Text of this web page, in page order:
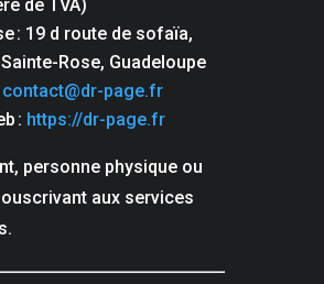
de TVA)
: 19 d route de sofaïa,
Rose, Guadeloupe
contact@dr-page.fr
: https://dr-page.fr
personne physique ou
aux services